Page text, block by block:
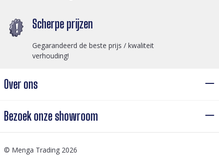
Scherpe prijzen
Gegarandeerd de beste prijs / kwaliteit
verhouding!
Over ons
Bezoek onze showroom
© Menga Trading 2026